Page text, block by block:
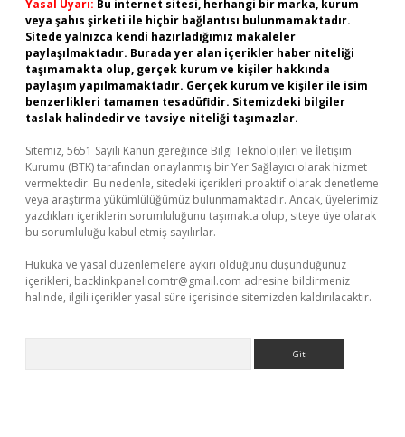
Yasal Uyarı: Bu internet sitesi, herhangi bir marka, kurum
veya şahıs şirketi ile hiçbir bağlantısı bulunmamaktadır.
Sitede yalnızca kendi hazırladığımız makaleler
paylaşılmaktadır. Burada yer alan içerikler haber niteliği
taşımamakta olup, gerçek kurum ve kişiler hakkında
paylaşım yapılmamaktadır. Gerçek kurum ve kişiler ile isim
benzerlikleri tamamen tesadüfidir. Sitemizdeki bilgiler
taslak halindedir ve tavsiye niteliği taşımazlar.
Sitemiz, 5651 Sayılı Kanun gereğince Bilgi Teknolojileri ve İletişim
Kurumu (BTK) tarafından onaylanmış bir Yer Sağlayıcı olarak hizmet
vermektedir. Bu nedenle, sitedeki içerikleri proaktif olarak denetleme
veya araştırma yükümlülüğümüz bulunmamaktadır. Ancak, üyelerimiz
yazdıkları içeriklerin sorumluluğunu taşımakta olup, siteye üye olarak
bu sorumluluğu kabul etmiş sayılırlar.
Hukuka ve yasal düzenlemelere aykırı olduğunu düşündüğünüz
içerikleri, backlinkpanelicomtr@gmail.com adresine bildirmeniz
halinde, ilgili içerikler yasal süre içerisinde sitemizden kaldırılacaktır.